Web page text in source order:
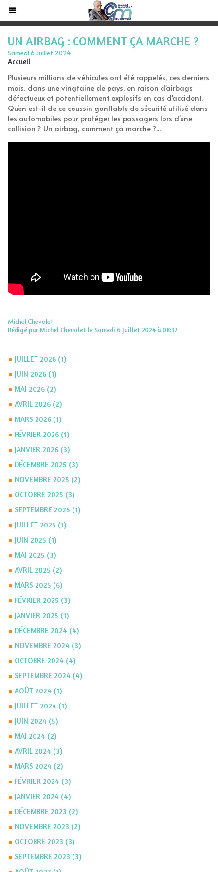
UN AIRBAG : COMMENT ÇA MARCHE ?
Samedi 6 Juillet 2024
Accueil
Plusieurs millions de véhicules ont été rappelés, ces derniers
mois, dans une vingtaine de pays, en raison d'airbags
défectueux et potentiellement explosifs en cas d'accident.
Qu'en est-il de ce coussin gonflable de sécurité utilisé dans
les automobiles pour protéger les passagers lors d'une
collision ? Un airbag, comment ça marche ?...
Michel Chevalet
Rédigé par Michel Chevalet le Samedi 6 Juillet 2024 à 08:37
JUILLET 2026 (1)
JUIN 2026 (1)
MAI 2026 (2)
AVRIL 2026 (2)
MARS 2026 (1)
FÉVRIER 2026 (1)
JANVIER 2026 (3)
DÉCEMBRE 2025 (3)
NOVEMBRE 2025 (2)
OCTOBRE 2025 (3)
SEPTEMBRE 2025 (1)
JUILLET 2025 (1)
JUIN 2025 (1)
MAI 2025 (3)
AVRIL 2025 (2)
MARS 2025 (6)
FÉVRIER 2025 (3)
JANVIER 2025 (1)
DÉCEMBRE 2024 (4)
NOVEMBRE 2024 (3)
OCTOBRE 2024 (4)
SEPTEMBRE 2024 (4)
AOÛT 2024 (1)
JUILLET 2024 (1)
JUIN 2024 (5)
MAI 2024 (2)
AVRIL 2024 (3)
MARS 2024 (2)
FÉVRIER 2024 (3)
JANVIER 2024 (4)
DÉCEMBRE 2023 (2)
NOVEMBRE 2023 (2)
OCTOBRE 2023 (3)
SEPTEMBRE 2023 (3)